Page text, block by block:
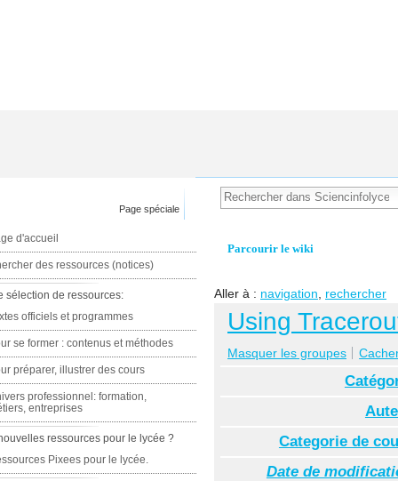
Parcourir le wiki
Aller à : navigation rechercher
Using
Masquer les groupes
Categorie de
Date de
Page spéciale
d'accueil
des ressources (notices)
sélection de ressources:
officiels et programmes
se former : contenus et méthodes
préparer, illustrer des cours
professionnel: formation,
entreprises
ressources pour le lycée ?
Pixees pour le lycée.